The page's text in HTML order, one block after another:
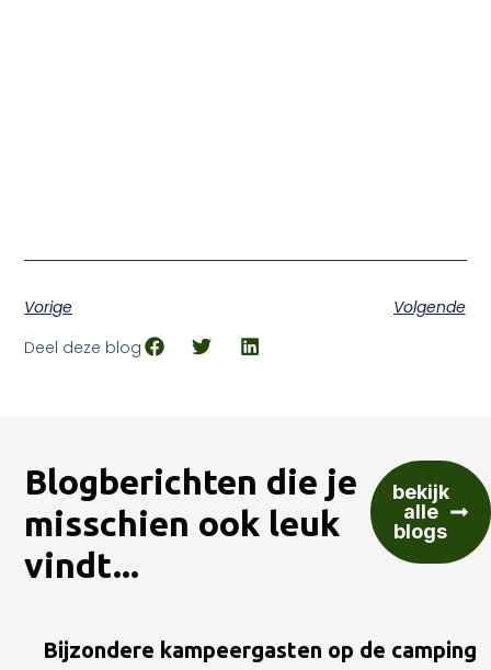
Vorige
Volgende
Deel deze blog
Blogberichten die je
misschien ook leuk
vindt...
bekijk
alle
blogs
Bijzondere kampeergasten op de camping